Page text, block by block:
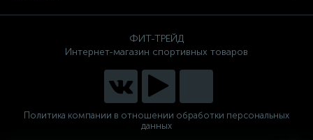
ФИТ-ТРЕЙД
Интернет-магазин спортивных товаров
Политика компании в отношении обработки персональных
данных